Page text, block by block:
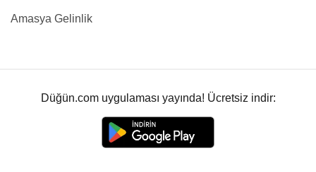
Amasya Gelinlik
Düğün.com uygulaması yayında! Ücretsiz indir: